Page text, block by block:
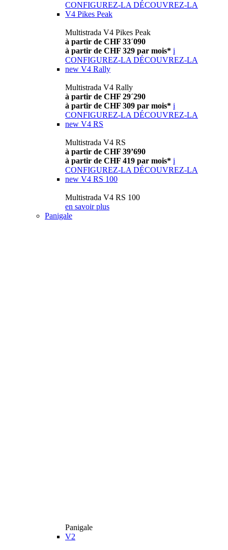
CONFIGUREZ-LA DÉCOUVREZ-LA
V4 Pikes Peak
Multistrada V4 Pikes Peak
à partir de CHF 33´090
à partir de CHF 329 par mois* i
CONFIGUREZ-LA DÉCOUVREZ-LA
new V4 Rally
Multistrada V4 Rally
à partir de CHF 29´290
à partir de CHF 309 par mois* i
CONFIGUREZ-LA DÉCOUVREZ-LA
new V4 RS
Multistrada V4 RS
à partir de CHF 39’690
à partir de CHF 419 par mois* i
CONFIGUREZ-LA DÉCOUVREZ-LA
new V4 RS 100
Multistrada V4 RS 100
en savoir plus
Panigale
Panigale
V2